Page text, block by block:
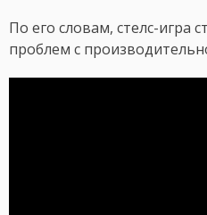
По его словам, стелс-игра
проблем с